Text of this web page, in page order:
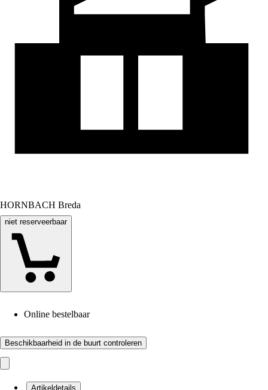
HORNBACH Breda
niet reserveerbaar
Online bestelbaar
Beschikbaarheid in de buurt controleren
Artikeldetails